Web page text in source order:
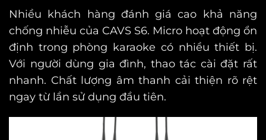
Nhiều khách hàng đánh giá cao khả năng
chống nhiễu của CAVS S6. Micro hoạt động ổn
định trong phòng karaoke có nhiều thiết bị.
Với người dùng gia đình, thao tác cài đặt rất
nhanh. Chất lượng âm thanh cải thiện rõ rệt
ngay từ lần sử dụng đầu tiên.